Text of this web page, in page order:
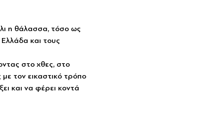
η θάλασσα, τόσο ως
και τους
στο χθες, στο
τον εικαστικό τρόπο
και να φέρει κοντά